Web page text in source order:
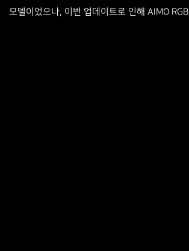
모델이었으나, 이번 업데이트로 인해 AIMO